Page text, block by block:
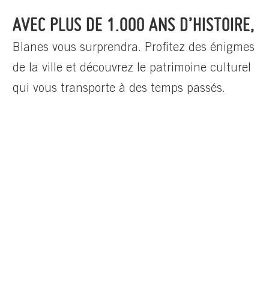
AVEC PLUS DE 1.000 ANS D’HISTOIRE,
Blanes vous surprendra. Profitez des énigmes
de la ville et découvrez le patrimoine culturel
qui vous transporte à des temps passés.